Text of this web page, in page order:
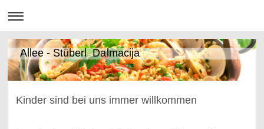
Allee - Stüberl Dalmacija
Kinder sind bei uns immer willkommen